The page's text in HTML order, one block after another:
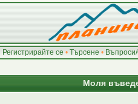
Регистрирайте се • Търсене •
Моля